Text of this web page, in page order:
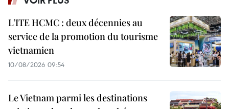
L’ITE HCMC : deux décennies au
service de la promotion du tourisme
vietnamien
10/08/2026 09:54
Le Vietnam parmi les destinations